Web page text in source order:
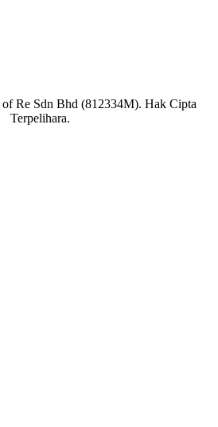
Re Sdn Bhd (812334M). Hak Cipta
Terpelihara.